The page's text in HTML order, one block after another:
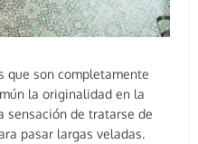
que son completamente
la originalidad en la
sensación de tratarse de
pasar largas veladas.